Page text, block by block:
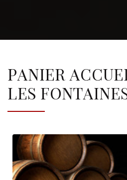
PANIER
LES